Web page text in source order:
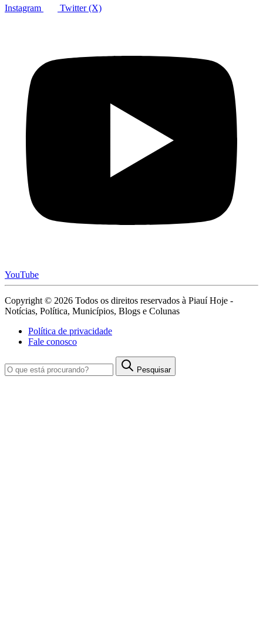
Instagram Twitter (X)
YouTube
Copyright © 2026 Todos os direitos reservados à Piauí Hoje -
Notícias, Política, Municípios, Blogs e Colunas
Política de privacidade
Fale conosco
Pesquisar